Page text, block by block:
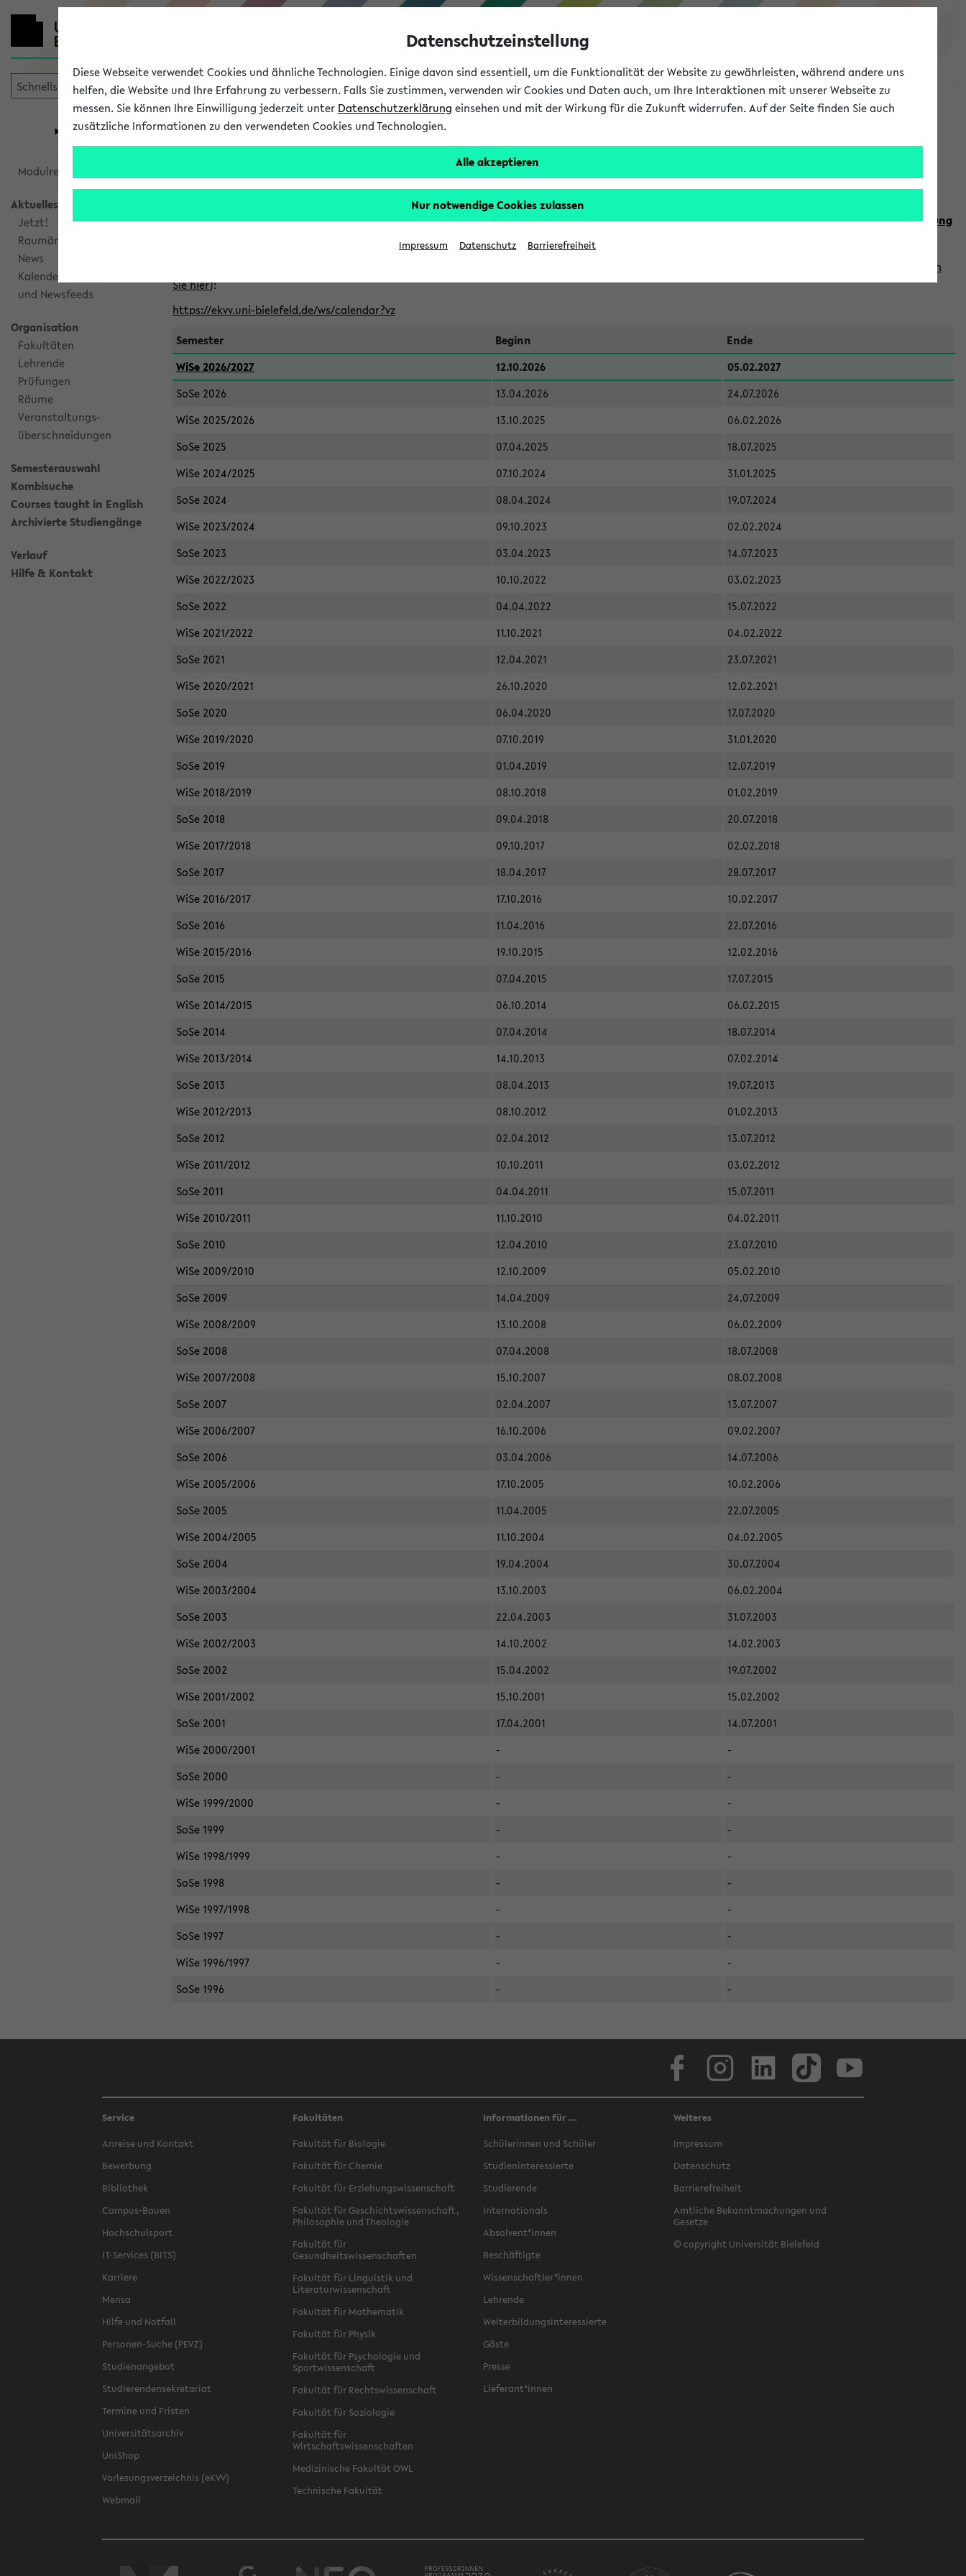
eKVV
Universität Forschung Studium
eKVV
Modulrecherche
Aktuelles
Jetzt!
Raumänderungen
News
Kalenderintegration
und Newsfeeds
Organisation
Fakultäten
Lehrende
Prüfungen
Räume
Veranstaltungs-
überschneidungen
Semesterauswahl
Kombisuche
Courses taught in English
Archivierte Studiengänge
Verlauf
Hilfe & Kontakt
Alle veröffentlichten Semester im eKVV
Klicken Sie auf das Semester, welches Sie für Ihre Sitzung auswählen möchten. Bitte beachten Sie auch die weiteren Termine imKalender der Lehrplanung
finden
Sie hier):
https://ekvv.uni-bielefeld.de/ws/calendar?vz
Semester
Beginn
Ende
WiSe 2026/2027
12.10.2026
05.02.2027
SoSe 2026
13.04.2026
24.07.2026
WiSe 2025/2026
13.10.2025
06.02.2026
SoSe 2025
07.04.2025
18.07.2025
WiSe 2024/2025
07.10.2024
31.01.2025
SoSe 2024
08.04.2024
19.07.2024
WiSe 2023/2024
09.10.2023
02.02.2024
SoSe 2023
03.04.2023
14.07.2023
WiSe 2022/2023
10.10.2022
03.02.2023
SoSe 2022
04.04.2022
15.07.2022
WiSe 2021/2022
11.10.2021
04.02.2022
SoSe 2021
12.04.2021
23.07.2021
WiSe 2020/2021
26.10.2020
12.02.2021
SoSe 2020
06.04.2020
17.07.2020
WiSe 2019/2020
07.10.2019
31.01.2020
SoSe 2019
01.04.2019
12.07.2019
WiSe 2018/2019
08.10.2018
01.02.2019
SoSe 2018
09.04.2018
20.07.2018
WiSe 2017/2018
09.10.2017
02.02.2018
SoSe 2017
18.04.2017
28.07.2017
WiSe 2016/2017
17.10.2016
10.02.2017
SoSe 2016
11.04.2016
22.07.2016
WiSe 2015/2016
19.10.2015
12.02.2016
SoSe 2015
07.04.2015
17.07.2015
WiSe 2014/2015
06.10.2014
06.02.2015
SoSe 2014
07.04.2014
18.07.2014
WiSe 2013/2014
14.10.2013
07.02.2014
SoSe 2013
08.04.2013
19.07.2013
WiSe 2012/2013
08.10.2012
01.02.2013
SoSe 2012
02.04.2012
13.07.2012
WiSe 2011/2012
10.10.2011
03.02.2012
SoSe 2011
04.04.2011
15.07.2011
WiSe 2010/2011
11.10.2010
04.02.2011
SoSe 2010
12.04.2010
23.07.2010
WiSe 2009/2010
12.10.2009
05.02.2010
SoSe 2009
14.04.2009
24.07.2009
WiSe 2008/2009
13.10.2008
06.02.2009
SoSe 2008
07.04.2008
18.07.2008
WiSe 2007/2008
15.10.2007
08.02.2008
SoSe 2007
02.04.2007
13.07.2007
WiSe 2006/2007
16.10.2006
09.02.2007
SoSe 2006
03.04.2006
14.07.2006
WiSe 2005/2006
17.10.2005
10.02.2006
SoSe 2005
11.04.2005
22.07.2005
WiSe 2004/2005
11.10.2004
04.02.2005
SoSe 2004
19.04.2004
30.07.2004
WiSe 2003/2004
13.10.2003
06.02.2004
SoSe 2003
22.04.2003
31.07.2003
WiSe 2002/2003
14.10.2002
14.02.2003
SoSe 2002
15.04.2002
19.07.2002
WiSe 2001/2002
15.10.2001
15.02.2002
SoSe 2001
17.04.2001
14.07.2001
WiSe 2000/2001
-
-
SoSe 2000
-
-
WiSe 1999/2000
-
-
SoSe 1999
-
-
WiSe 1998/1999
-
-
SoSe 1998
-
-
WiSe 1997/1998
-
-
SoSe 1997
-
-
WiSe 1996/1997
-
-
SoSe 1996
- -
Service
Anreise und Kontakt
Bewerbung
Bibliothek
Campus-Bauen
Hochschulsport
IT-Services (BITS)
Karriere
Mensa
Hilfe und Notfall
Personen-Suche (PEVZ)
Studienangebot
Studierendensekretariat
Termine und Fristen
Universitätsarchiv
UniShop
Vorlesungsverzeichnis (eKVV)
Webmail
Fakultäten
Fakultät für Biologie
Fakultät für Chemie
Fakultät für Erziehungswissenschaft
Fakultät für Geschichtswissenschaft,
Philosophie und Theologie
Fakultät für
Gesundheitswissenschaften
Fakultät für Linguistik und
Literaturwissenschaft
Fakultät für Mathematik
Fakultät für Physik
Fakultät für Psychologie und
Sportwissenschaft
Fakultät für Rechtswissenschaft
Fakultät für Soziologie
Fakultät für
Wirtschaftswissenschaften
Medizinische Fakultät OWL
Technische Fakultät
Informationen für ...
Schülerinnen und Schüler
Studieninteressierte
Studierende
Internationals
Absolvent*innen
Beschäftigte
Wissenschaftler*innen
Lehrende
Weiterbildungsinteressierte
Gäste
Presse
Lieferant*innen
Weiteres
Impressum
Datenschutz
Barrierefreiheit
Amtliche Bekanntmachungen und
Gesetze
© copyright Universität Bielefeld
Datenschutzeinstellung
Diese Webseite verwendet Cookies und ähnliche Technologien. Einige davon sind essentiell, um die Funktionalität der Website zu gewährleisten, während andere uns
helfen, die Website und Ihre Erfahrung zu verbessern. Falls Sie zustimmen, verwenden wir Cookies und Daten auch, um Ihre Interaktionen mit unserer Webseite zu
messen. Sie können Ihre Einwilligung jederzeit unter Datenschutzerklärung einsehen und mit der Wirkung für die Zukunft widerrufen. Auf der Seite finden Sie auch
zusätzliche Informationen zu den verwendeten Cookies und Technologien.
Alle akzeptieren
Nur notwendige Cookies zulassen
Impressum Datenschutz Barrierefreiheit